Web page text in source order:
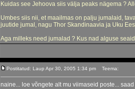
Kuidas see Jehoova siis välja peaks nägema ?
Umbes siis nii, et maailmas on palju jumalaid,
juutide jumal, nagu Thor Skandinaavia ja Uku
Aga milleks need jumalad ? Kus nad alguse
Postitatud: Laup Apr 30, 2005 1:34 pm Teema:
naine... loe võngete alt mu viimaseid poste...